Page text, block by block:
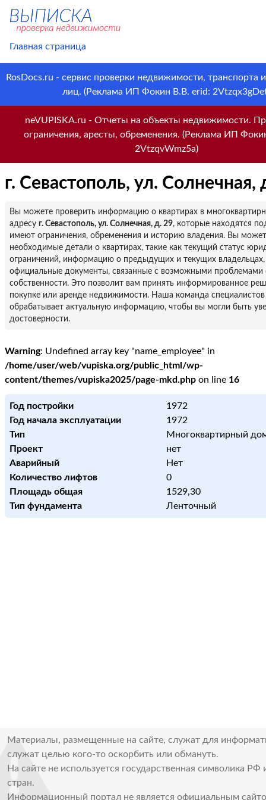
Главная страница
RosDocs.ru - сервис проверки недвижимости, транспорта
лиц. (Реклама ИП Фокин В.В. erid:
neVUPISKA.ru - Отчеты на объекты недвижимости.
ограничения, аресты, обременения. (Реклама ИП
2VtzqvWmz5a)
г. Севастополь, ул. Солнечная,
Вы можете проверить информацию о квартирах в
адресу г. Севастополь, ул. Солнечная, д. 29, которые находятся
имеют ограничения, обременения и историю владения. Вы
необходимые детали о квартирах, такие как текущий статус
ограничений, информацию о предыдущих и текущих владельцах,
официальные документы, связанные с возможными проблемами
собственности. Это позволит вам принять информированное
покупке или аренде недвижимости. Наша команда специалистов
обрабатывает актуальную информацию, чтобы вы могли быть
достоверности.
Warning: Undefined array key "name_employee" in
/home/user/web/vupiska.org/public_html/wp-
content/themes/vupiska2025/page-mkd.php on line 16
Год постройки
1972
Год начала эксплуатации
1972
Тип
Многоквартирный
Проект
нет
Аварийный
Нет
Количество лифтов
0
Площадь общая
1529,30
Тип фундамента
Ленточный
Материалы, размещенные на сайте, служат для
служат целью кого-то оскорбить или обмануть.
На сайте не используется государственная символика РФ
стран.
Информационный портал не является официальным